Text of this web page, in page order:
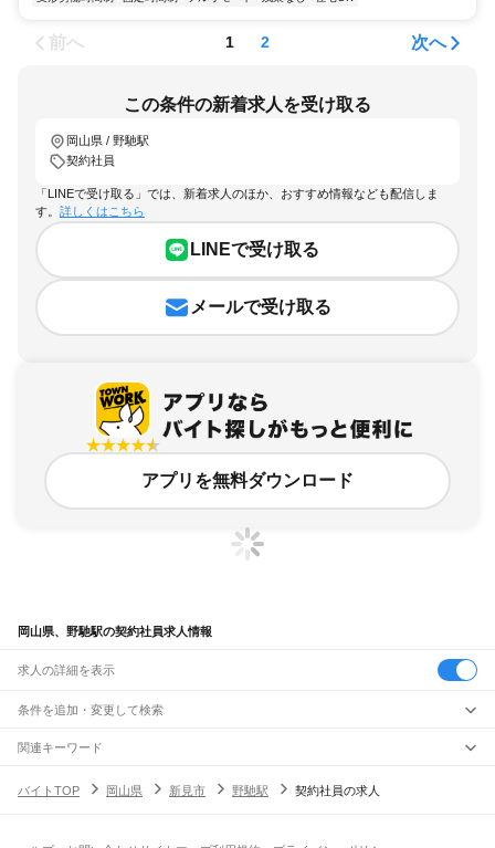
前へ 1 2 次へ
この条件の新着求人を受け取る
岡山県 / 野馳駅
契約社員
「LINEで受け取る」では、新着求人のほか、おすすめ情報なども配信しま
す。 詳しくはこちら
LINEで受け取る
メールで受け取る
アプリを無料ダウンロード
岡山県、野馳駅の契約社員求人情報
求人の詳細を表示
条件を追加・変更して検索
市区町村を追加・変更
岡山県すべて
駅を追加・変更
三石駅 吉永駅和気駅 熊山駅 万富駅瀬戸駅上道駅東岡山駅 高島駅
関連キーワード
バイトTOP
岡山県 新見市 野馳駅 契約社員の求人